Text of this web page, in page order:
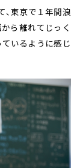
東京で１年間浪
ら離れてじっく
いるように感じ